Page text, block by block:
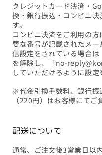
クレジットカード決済・
換・銀行振込・コンビニ
す。
コンビニ決済をご利用の
要な番号が記載されたメ
信設定をされている場合
を解除し、「no-
していただけるように設定
※代金引換手数料、銀行振
（220円）はお客様にてご
配送について
通常、ご注文後3営業日以